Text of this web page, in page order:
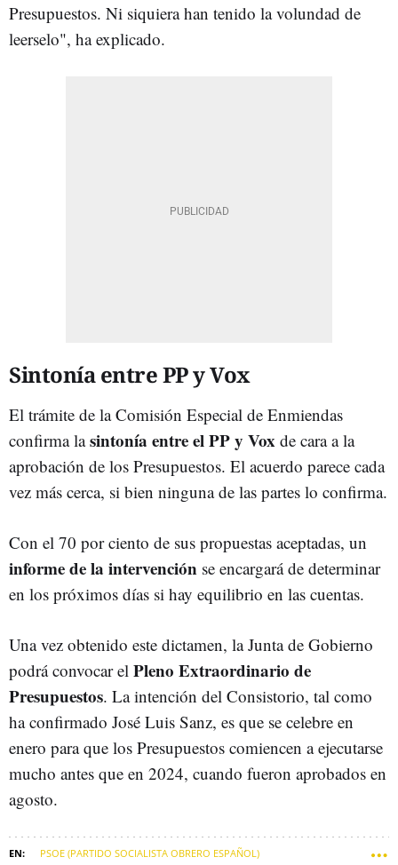
Presupuestos. Ni siquiera han tenido la volundad de
leerselo", ha explicado.
Sintonía entre PP y Vox
El trámite de la Comisión Especial de Enmiendas
confirma lasintonía entre el PP y Vox de cara a la
aprobación de los Presupuestos. El acuerdo parece cada
vez más cerca, si bien ninguna de las partes lo confirma.
Con el 70 por ciento de sus propuestas aceptadas, un
informe de la intervención se encargará de determinar
en los próximos días si hay equilibrio en las cuentas.
Una vez obtenido este dictamen, la Junta de Gobierno
podrá convocar el Pleno Extraordinario de
Presupuestos. La intención del Consistorio, tal como
ha confirmado José Luis Sanz, es que se celebre en
enero para que los Presupuestos comiencen a ejecutarse
mucho antes que en 2024, cuando fueron aprobados en
agosto.
PSOE (PARTIDO SOCIALISTA OBRERO ESPAÑOL)